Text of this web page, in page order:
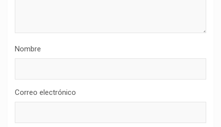
Nombre
Correo electrónico